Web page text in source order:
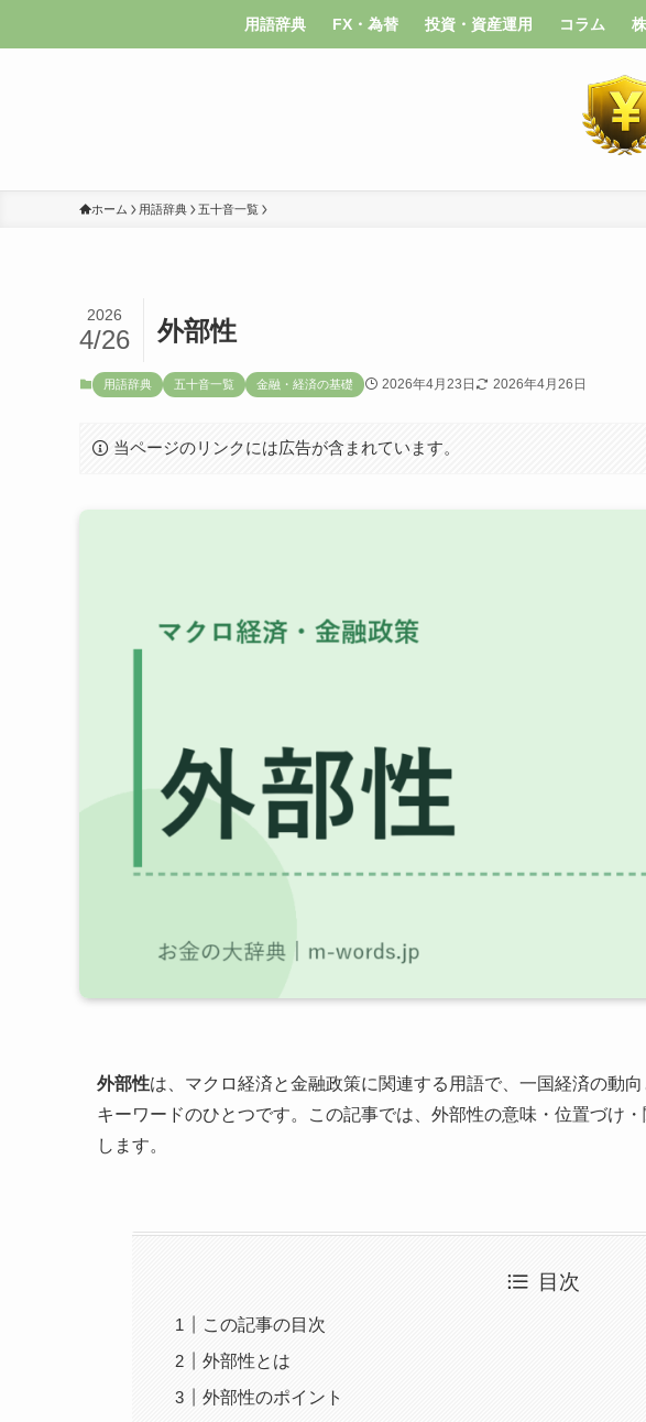
用語辞典 FX・為替 投資・資産運用 コラム
ホーム 用語辞典 五十音一覧
外部性
2026
4/26
用語辞典 五十音一覧 金融・経済の基礎 2026年4月23日 2026年4月26日
当ページのリンクには広告が含まれています。
外部性は、マクロ経済と金融政策に関連する用語で、一国経済の動
キーワードのひとつです。この記事では、外部性の意味・位置づけ
します。
目次
この記事の目次
外部性とは
外部性のポイント